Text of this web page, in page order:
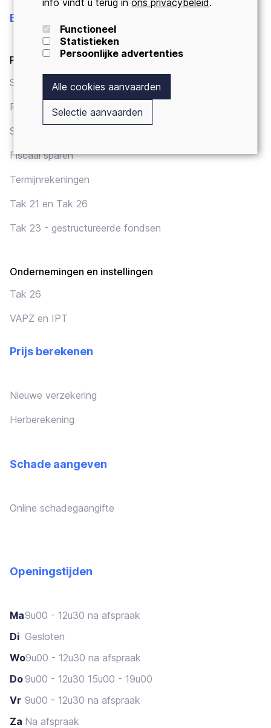
Functioneel
Statistieken
Persoonlijke advertenties
Alle cookies aanvaarden
Selectie aanvaarden
Beleggingen
Particulieren
Spaarrekening
Recurrent sparen
Sparen voor (klein)kinderen
Fiscaal sparen
Termijnrekeningen
Tak 21 en Tak 26
Tak 23 - gestructureerde fondsen
Ondernemingen en instellingen
Tak 26
VAPZ en IPT
Prijs berekenen
Nieuwe verzekering
Herberekening
Schade aangeven
Online schadegaangifte
Openingstijden
Ma9u00 - 12u30 na afspraak
Di Gesloten
Wo9u00 - 12u30 na afspraak
Do9u00 - 12u30 15u00 - 19u00
Vr 9u00 - 12u30 na afspraak
Za Na afspraak